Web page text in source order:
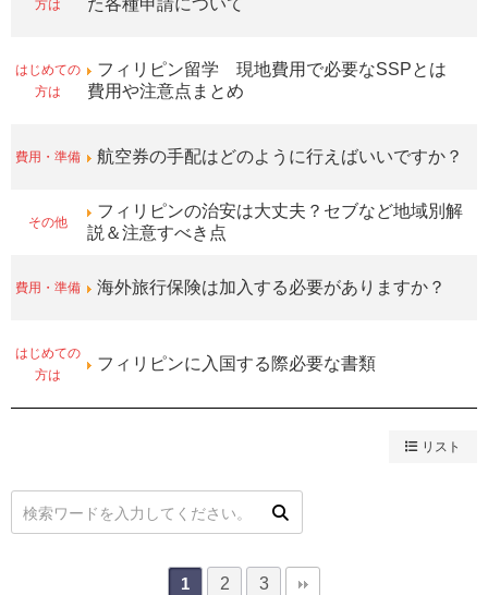
方は
た各種申請について
はじめての
方は
フィリピン留学 現地費用で必要なSSPとは
費用や注意点まとめ
費用・準備 航空券の手配はどのように行えばいいですか？
その他
フィリピンの治安は大丈夫？セブなど地域別解
説＆注意すべき点
費用・準備 海外旅行保険は加入する必要がありますか？
はじめての
方は
フィリピンに入国する際必要な書類
リスト
1 2 3